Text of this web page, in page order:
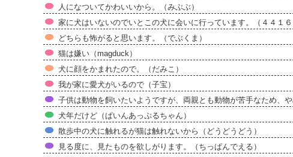
人になついてかわいいから。（みぶぶ）
家に犬はいないのでいとこの犬に会いに行っています。（４４１６
どちらも怖がると思います。（でぶくま）
猫は嫌い（magduck）
犬に顔をかまれたので。（だみこ）
我が家に愛犬がいるので（子宝）
子供は動物を飼いたいようですが、両親とも動物が苦手なため、
犬年だけど（ぱいんあっぷるちゃん）
散歩中の犬に触れるが猫は触れないから（どうどうどう）
見る度に、見たものを欲しがります。（ちっぱんでえる）